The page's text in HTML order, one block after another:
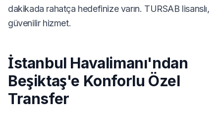
dakikada rahatça hedefinize varın. TURSAB lisanslı,
güvenilir hizmet.
İstanbul Havalimanı'ndan
Beşiktaş'e Konforlu Özel
Transfer